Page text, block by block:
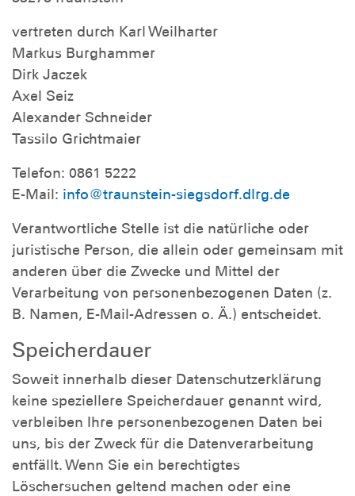
vertreten durch Karl Weilharter
Markus Burghammer
Dirk Jaczek
Axel Seiz
Alexander Schneider
Tassilo Grichtmaier
Telefon: 0861 5222
E-Mail: info@traunstein-siegsdorf.dlrg.de
Verantwortliche Stelle ist die natürliche oder
juristische Person, die allein oder gemeinsam mit
anderen über die Zwecke und Mittel der
Verarbeitung von personenbezogenen Daten (z.
B. Namen, E-Mail-Adressen o. Ä.) entscheidet.
Speicherdauer
Soweit innerhalb dieser Datenschutzerklärung
keine speziellere Speicherdauer genannt wird,
verbleiben Ihre personenbezogenen Daten bei
uns, bis der Zweck für die Datenverarbeitung
entfällt. Wenn Sie ein berechtigtes
Löschersuchen geltend machen oder eine